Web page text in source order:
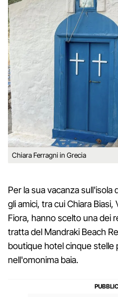
Chiara Ferragni in Grecia
Per la sua vacanza sull'isola
gli amici, tra cui Chiara
Fiora, hanno scelto una dei
tratta del Mandraki Beach
boutique hotel cinque stelle
nell'omonima baia.